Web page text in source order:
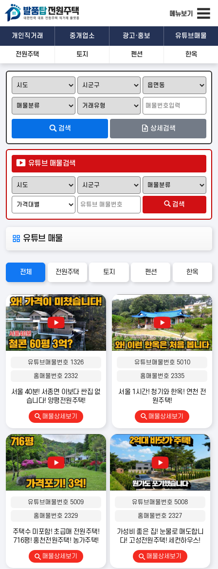
개인직거래 중개업소 광고·홍보 유튜브매물
전원주택 토지 펜션 한옥
검색 상세검색
유튜브 매물검색
검색
유튜브 매물
전체 전원주택 토지 펜션 한옥
유튜브매물번호 1326
홈매물번호 2332
서울 40분! 서종면 이보다 싼집 없
습니다! 양평전원주택!
매물상세보기
유튜브매물번호 5010
홈매물번호 2335
서울 1시간! 청기와 한옥! 연천 전
원주택!
매물상세보기
유튜브매물번호 5009
홈매물번호 2329
주택수 미포함! 초급매 전원주택!
716평! 홍천전원주택! 농가주택!
매물상세보기
유튜브매물번호 5008
홈매물번호 2327
가성비 좋은 집! 눈물로 매도합니
다! 고성전원주택! 세컨하우스!
매물상세보기
카톡공유
기본정보
상세설명
위치 및 주변시설
편의시설 안전시설 교육시설
지하철 편의점 관공서 병원 약국
등록자 정보
매도자 정보는
회원만 열람 가능합니다.
주변 다른 매물